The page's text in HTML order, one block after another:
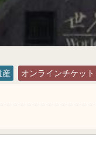
産 オンラインチケット